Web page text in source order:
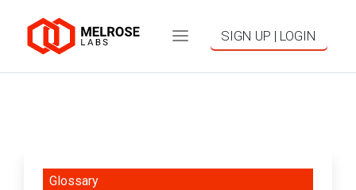
SIGN UP | LOGIN
Glossary